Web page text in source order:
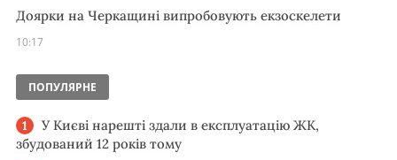
Доярки на Черкащині випробовують екзоскелети
10:17
ПОПУЛЯРНЕ
У Києві нарешті здали в експлуатацію ЖК,
збудований 12 років тому